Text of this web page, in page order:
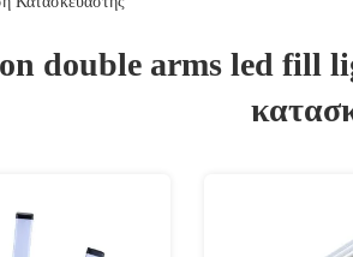
double arms led fill